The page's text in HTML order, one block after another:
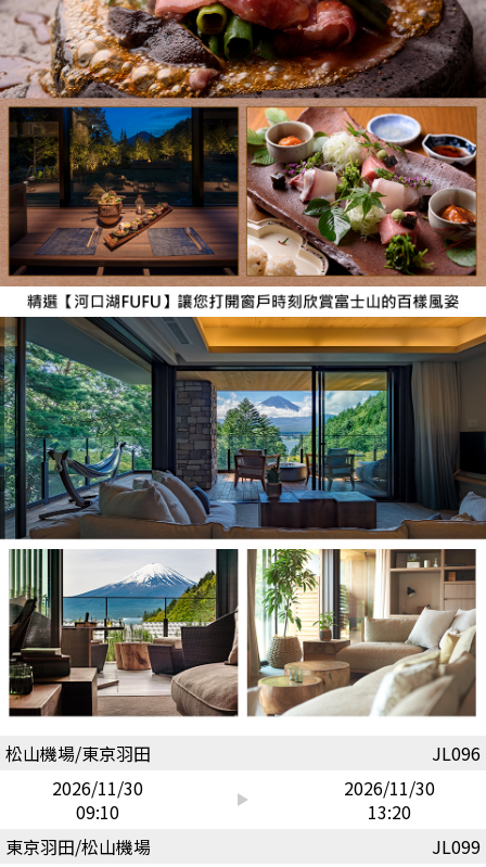
松山機場/東京羽田
JL096
2026/11/30
09:10
2026/11/30
13:20
東京羽田/松山機場
JL099